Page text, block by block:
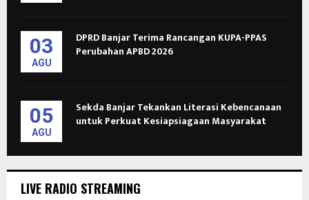
03
AGU
DPRD Banjar Terima Rancangan KUPA-PPAS
Perubahan APBD 2026
05
AGU
Sekda Banjar Tekankan Literasi Kebencanaan
untuk Perkuat Kesiapsiagaan Masyarakat
LIVE RADIO STREAMING